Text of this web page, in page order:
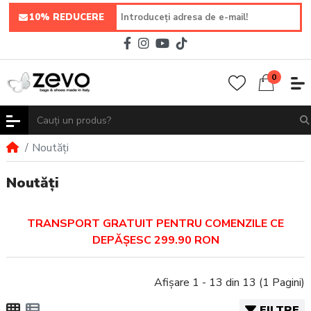
10% REDUCERE
0
Noutăți
Noutăți
TRANSPORT GRATUIT PENTRU COMENZILE CE
DEPĂȘESC 299.90 RON
Afișare 1 - 13 din 13 (1 Pagini)